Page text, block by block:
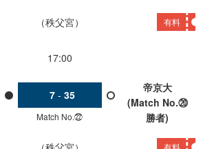
秩父宮 有料
17:00
7 - 35
Match No.㉒
帝京大
(Match No.⑳
勝者)
有料